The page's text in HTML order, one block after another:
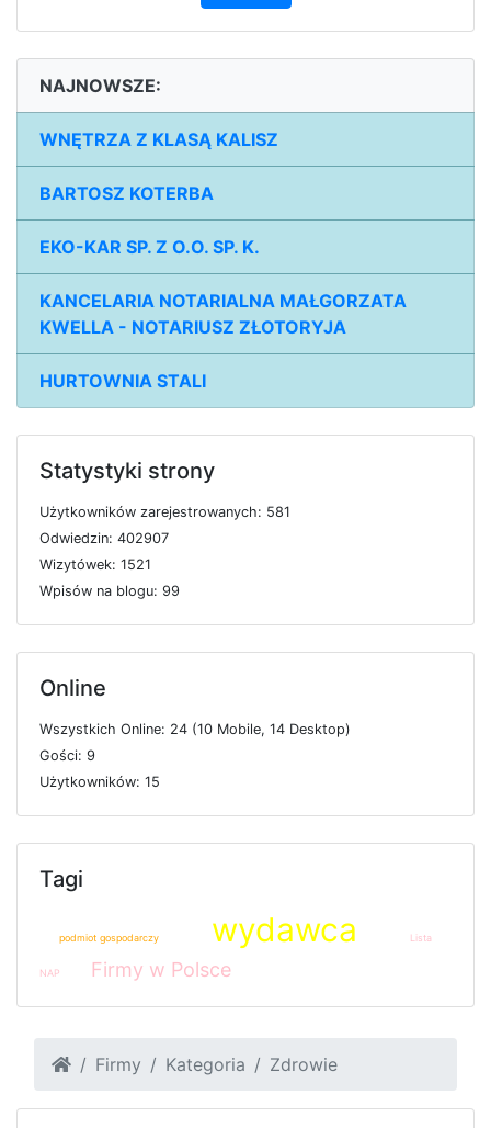
NAJNOWSZE:
WNĘTRZA Z KLASĄ KALISZ
BARTOSZ KOTERBA
EKO-KAR SP. Z O.O. SP. K.
KANCELARIA NOTARIALNA MAŁGORZATA
KWELLA - NOTARIUSZ ZŁOTORYJA
HURTOWNIA STALI
Statystyki strony
Użytkowników zarejestrowanych: 581
Odwiedzin: 402907
Wizytówek: 1521
Wpisów na blogu: 99
Online
Wszystkich Online: 24 (10 Mobile, 14 Desktop)
Gości: 9
Użytkowników: 15
Tagi
podmiot gospodarczy wydawca Lista
NAP Firmy w Polsce
Firmy Kategoria Zdrowie